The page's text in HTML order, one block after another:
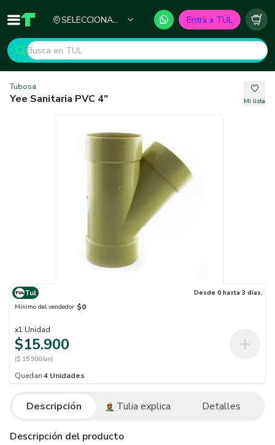
Inicio TUL - Tu Marketplace de Construcción
SELECCIONA
Entra a TUL
Tubosa
Yee Sanitaria PVC 4" Mi lista
Tul
Desde 0 hasta 3 días.
Mínimo del vendedor $0
x1 Unidad
$15.900
($ 15.900/un)
Quedan4 Unidades
Descripción Tulia explica Detalles
Descripción del producto